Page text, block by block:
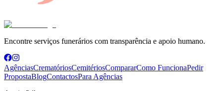
Encontre serviços funerários com transparência e apoio humano.
AgênciasCrematóriosCemitériosCompararComo FuncionaPedir
PropostaBlogContactosPara Agências